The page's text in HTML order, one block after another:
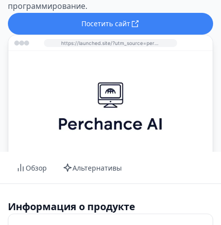
программирование.
Посетить сайт
Обзор Альтернативы
Информация о продукте